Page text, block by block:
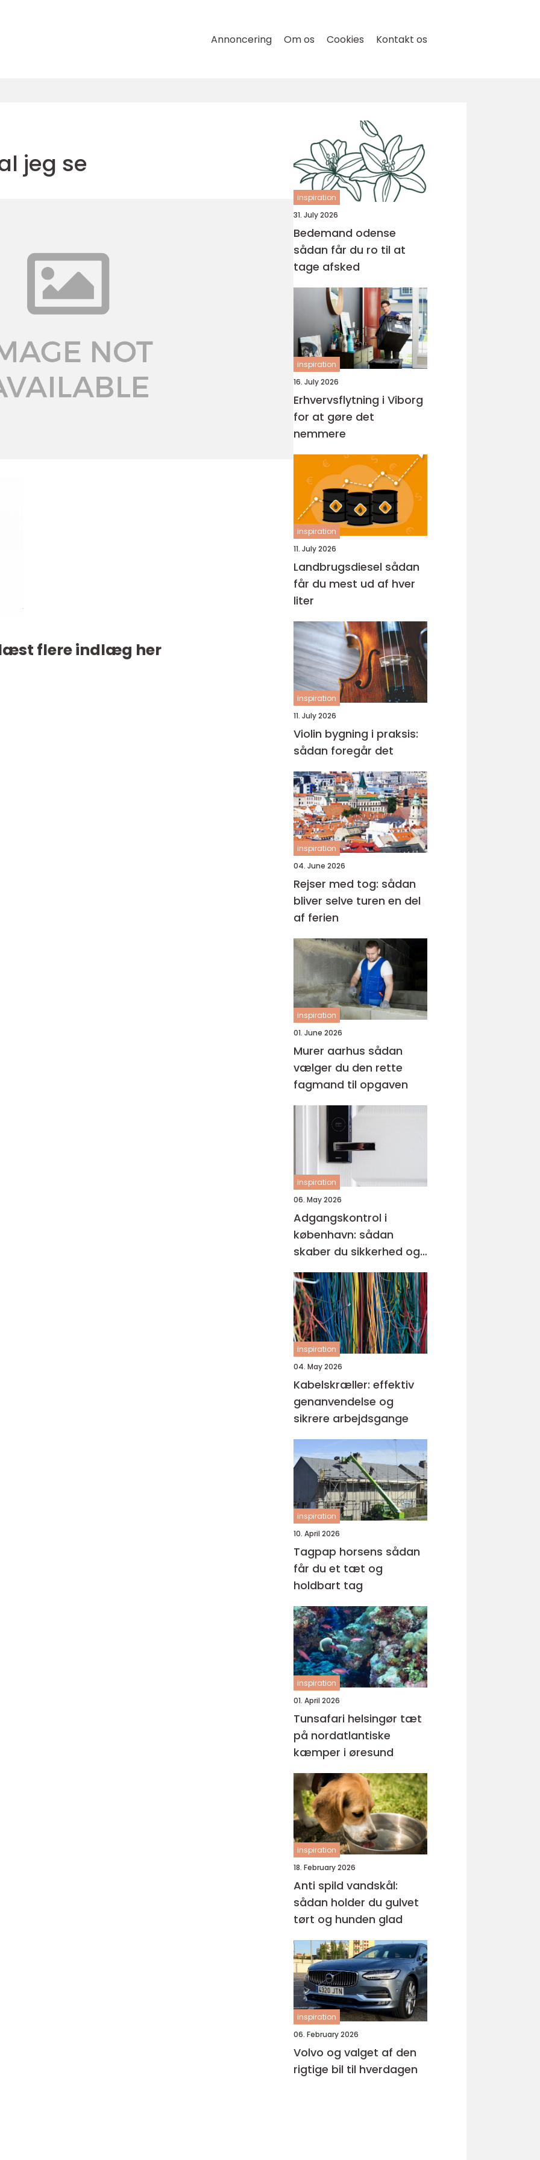
Annoncering Om os Cookies Kontakt os
jeg se
flere indlæg her
inspiration
31. July 2026
Bedemand odense
sådan får du ro til at
tage afsked
inspiration
16. July 2026
Erhvervsflytning i Viborg
for at gøre det
nemmere
inspiration
11. July 2026
Landbrugsdiesel sådan
får du mest ud af hver
liter
inspiration
11. July 2026
Violin bygning i praksis:
sådan foregår det
inspiration
04. June 2026
Rejser med tog: sådan
bliver selve turen en del
af ferien
inspiration
01. June 2026
Murer aarhus sådan
vælger du den rette
fagmand til opgaven
inspiration
06. May 2026
Adgangskontrol i
københavn: sådan
skaber du sikkerhed og
tryghed i hverdagen
inspiration
04. May 2026
Kabelskræller: effektiv
genanvendelse og
sikrere arbejdsgange
inspiration
10. April 2026
Tagpap horsens sådan
får du et tæt og
holdbart tag
inspiration
01. April 2026
Tunsafari helsingør tæt
på nordatlantiske
kæmper i øresund
inspiration
18. February 2026
Anti spild vandskål:
sådan holder du gulvet
tørt og hunden glad
inspiration
06. February 2026
Volvo og valget af den
rigtige bil til hverdagen